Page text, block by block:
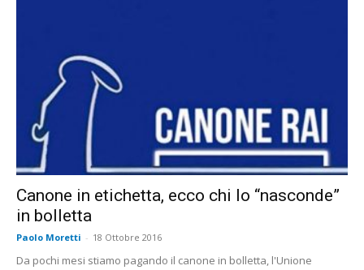
Canone in etichetta, ecco chi lo “nasconde”
in bolletta
Paolo Moretti - 18 Ottobre 2016
Da pochi mesi stiamo pagando il canone in bolletta, l'Unione